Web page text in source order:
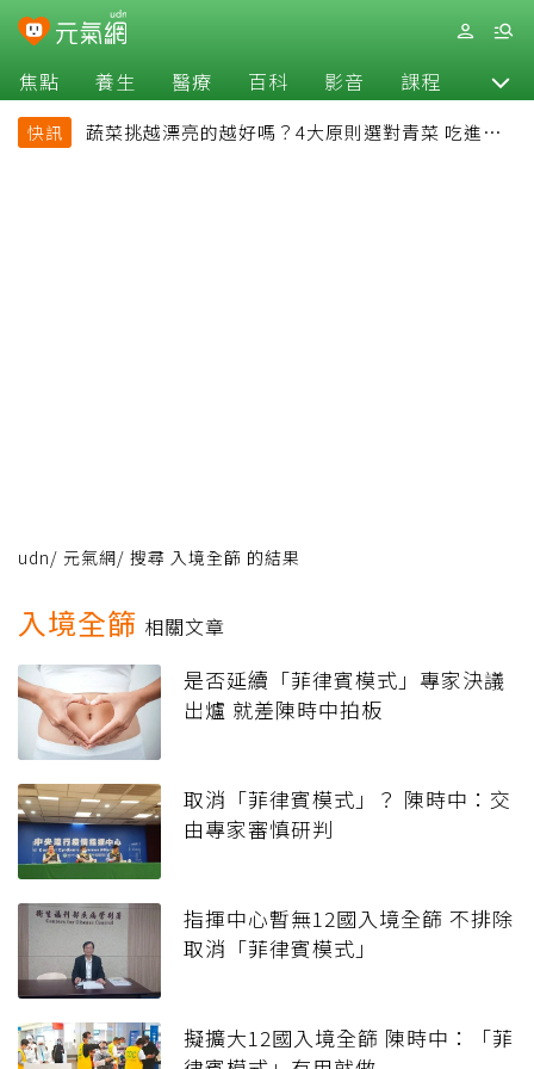
焦點 養生 醫療 百科 影音 課程 退休
快訊
蔬菜挑越漂亮的越好嗎？4大原則選對青菜 吃進纖
udn/ 元氣網/ 搜尋 入境全篩 的結果
入境全篩 相關文章
是否延續「菲律賓模式」專家決議
出爐 就差陳時中拍板
取消「菲律賓模式」？ 陳時中：交
由專家審慎研判
指揮中心暫無12國入境全篩 不排除
取消「菲律賓模式」
擬擴大12國入境全篩 陳時中：「菲